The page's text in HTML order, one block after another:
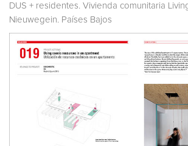
DUS + residentes. Vivienda comunitaria
Nieuwegein. Países Bajos